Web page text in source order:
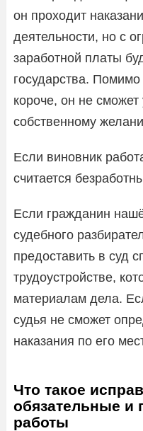
он проходит
деятельности, но с
заработной платы
государства. Помимо
короче, он не сможет
собственному
Если виновник
считается
Если гражданин
судебного
предоставить в суд
трудоустройстве,
материалам дела.
судья не сможет
наказания по его
Что такое
обязательные и
работы